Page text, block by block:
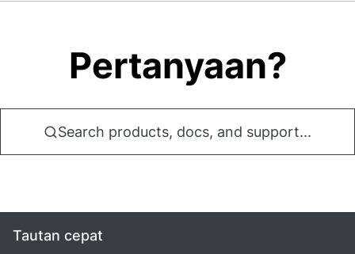
Pertanyaan?
Search products, docs, and support...
Tautan cepat